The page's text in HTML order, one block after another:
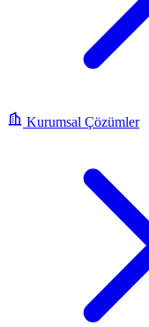
Kurumsal Çözümler